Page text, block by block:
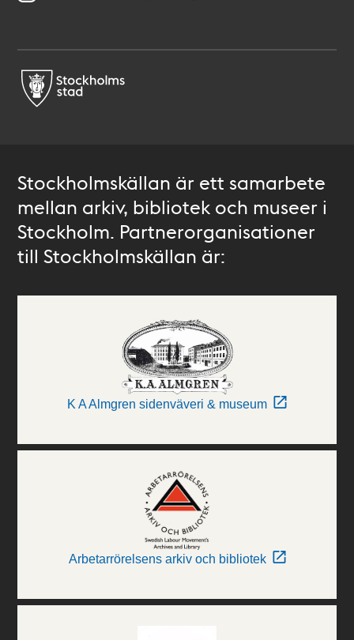
Stockholmskällan är ett samarbete
mellan arkiv, bibliotek och museer i
Stockholm. Partnerorganisationer
till Stockholmskällan är:
K A Almgren sidenväveri & museum
Arbetarrörelsens arkiv och bibliotek